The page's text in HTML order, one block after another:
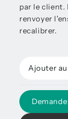
par le client.
renvoyer
recalibrer.
Ajouter